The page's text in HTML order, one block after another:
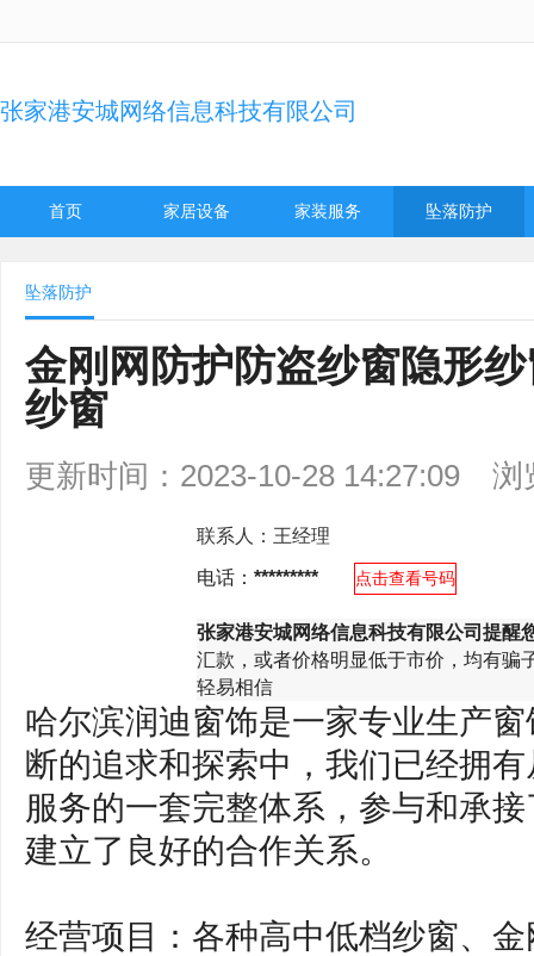
张家港安城网络信息科技有限公司
首页 家居设备 家装服务 坠落防护
坠落防护
金刚网防护防盗纱窗隐形
纱窗
更新时间：2023-10-28 14:27:09 浏
联系人： 王经理
电话： ********* 点击查看号码
张家港安城网络信息科技有限公司提醒
汇款，或者价格明显低于市价，均有骗
轻易相信
哈尔滨润迪窗饰是一家专业生产
断的追求和探索中，我们已经拥
服务的一套完整体系，参与和承
建立了良好的合作关系。
经营项目：各种高中低档纱窗、